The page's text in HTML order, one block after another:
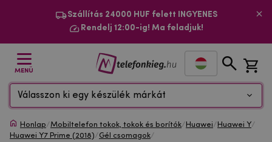
Szállítás 24000 HUF felett INGYENES
Rendelj 12:00-ig! Ma feladjuk!
MENÜ
Válasszon ki egy készülék márkát
Honlap/Mobiltelefon tokok, tokok és borítók/ Huawei/ Huawei Y/
Huawei Y7 Prime (2018)/Gél csomagok/